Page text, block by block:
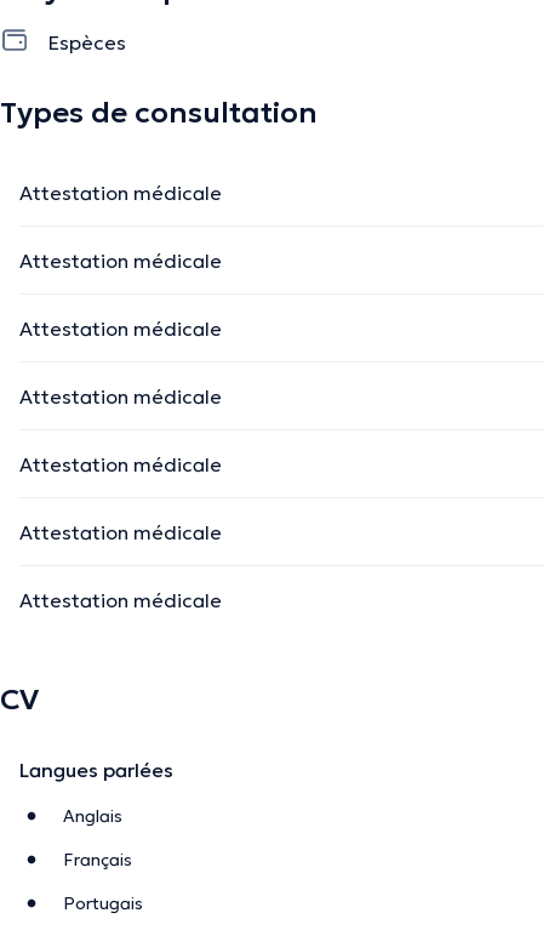
Espèces
Types de consultation
Attestation médicale
Attestation médicale
Attestation médicale
Attestation médicale
Attestation médicale
Attestation médicale
Attestation médicale
CV
Langues parlées
Anglais
Français
Portugais